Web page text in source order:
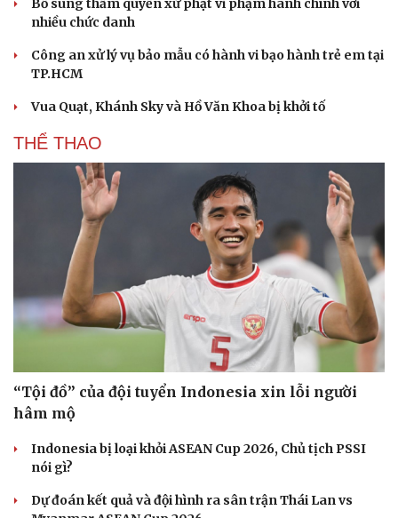
Bổ sung thẩm quyền xử phạt vi phạm hành chính với
nhiều chức danh
Công an xử lý vụ bảo mẫu có hành vi bạo hành trẻ em tại
TP.HCM
Vua Quạt, Khánh Sky và Hồ Văn Khoa bị khởi tố
THỂ THAO
“Tội đồ” của đội tuyển Indonesia xin lỗi người
hâm mộ
Indonesia bị loại khỏi ASEAN Cup 2026, Chủ tịch PSSI
nói gì?
Dự đoán kết quả và đội hình ra sân trận Thái Lan vs